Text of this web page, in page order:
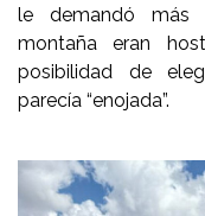
le demandó más
montaña eran
posibilidad de
parecía “enojada”.